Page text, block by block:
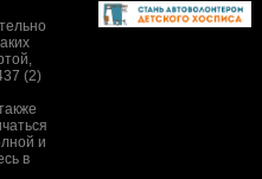
(2)
и
в